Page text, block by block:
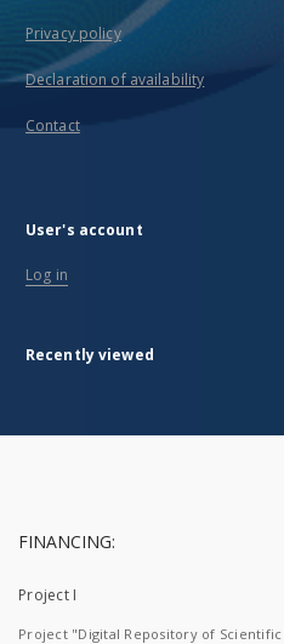
Privacy policy
Declaration of availability
Contact
User's account
Log in
Recently viewed
FINANCING:
Project I
Project "Digital Repository of